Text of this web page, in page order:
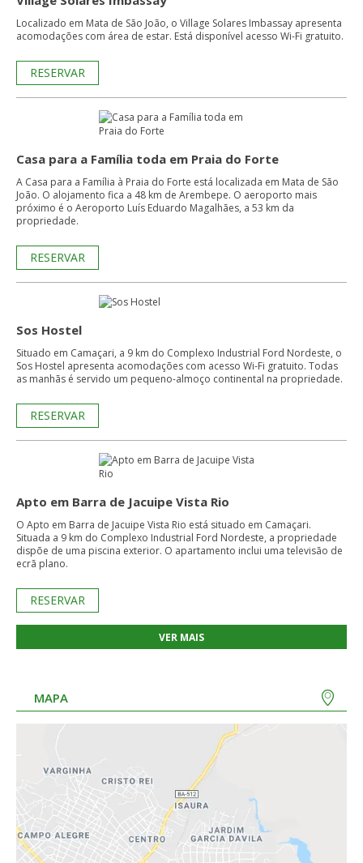
Localizado em Mata de São João, o Village Solares Imbassay apresenta
acomodações com área de estar. Está disponível acesso Wi-Fi gratuito.
RESERVAR
Casa para a Família toda em Praia do Forte
A Casa para a Família à Praia do Forte está localizada em Mata de São
João. O alojamento fica a 48 km de Arembepe. O aeroporto mais
próximo é o Aeroporto Luís Eduardo Magalhães, a 53 km da
propriedade.
RESERVAR
Sos Hostel
Situado em Camaçari, a 9 km do Complexo Industrial Ford Nordeste, o
Sos Hostel apresenta acomodações com acesso Wi-Fi gratuito. Todas
as manhãs é servido um pequeno-almoço continental na propriedade.
RESERVAR
Apto em Barra de Jacuipe Vista Rio
O Apto em Barra de Jacuipe Vista Rio está situado em Camaçari.
Situada a 9 km do Complexo Industrial Ford Nordeste, a propriedade
dispõe de uma piscina exterior. O apartamento inclui uma televisão de
ecrã plano.
RESERVAR
VER MAIS
MAPA